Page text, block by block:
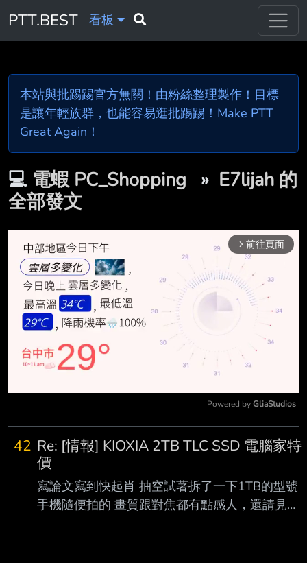
PTT.BEST 看板
本站與批踢踢官方無關！由粉絲整理製作！目標
是讓年輕族群，也能容易逛批踢踢！Make PTT
Great Again！
💻 電蝦 PC_Shopping » E7lijah 的
全部發文
arrow_forward_ios 前往頁面
Powered by GliaStudios
42 Re: [情報] KIOXIA 2TB TLC SSD 電腦家特
價
寫論文寫到快起肖 抽空試著拆了一下1TB的型號
手機隨便拍的 畫質跟對焦都有點感人，還請見諒